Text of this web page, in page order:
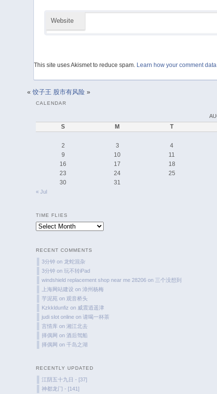
Website
This site uses Akismet to reduce spam. Learn how your comment
« 饺子王 股市有风险»
CALENDAR
S M T
2 3
4
9
10
11
16
17
18
23
24
25
30
31
« Jul
TIME FLIES
Time
RECENT COMMENTS
3分钟 on 龙蛇混杂
3分钟 on玩不转iPad
windshield replacement shop near me 28206 on 三个没想到
上海网站建设 on漳州杨梅
芋泥苑 on 观音桥头
Kzkkldunfiz on 威震逍遥津
judi slot online on请喝一杯茶
言情库 on湘江北去
择偶网 on酒后驾船
择偶网 on千岛之湖
RECENTLY UPDATED
江阴五十九日 - [37]
神都龙门 - [141]